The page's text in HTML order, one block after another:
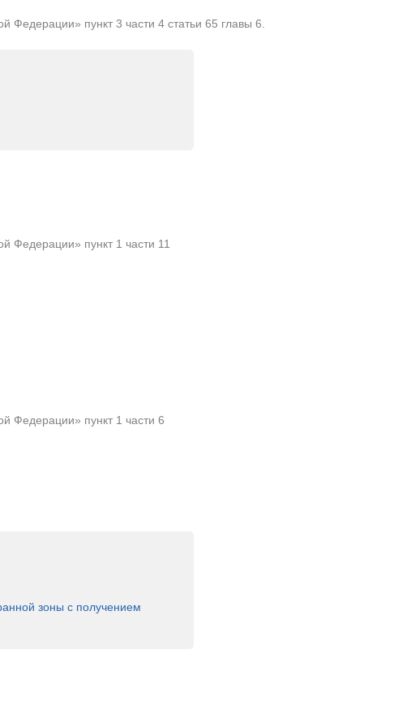
пункт 3 части 4 статьи 65 главы 6.
Федерации» пункт 1 части 11
Федерации» пункт 1 части 6
зоны с получением